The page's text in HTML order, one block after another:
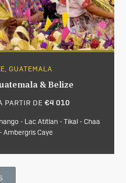
GUATEMALA
& Belize
PARTIR DE €4 010
- Lac Atitlan - Tikal - Chaa
Ambergris Caye